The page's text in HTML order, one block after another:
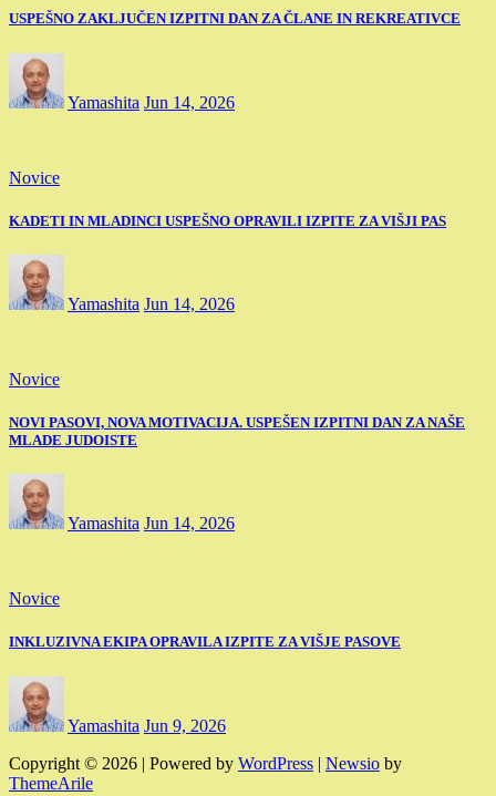
USPEŠNO ZAKLJUČEN IZPITNI DAN ZA ČLANE IN REKREATIVCE
Yamashita Jun 14, 2026
Novice
KADETI IN MLADINCI USPEŠNO OPRAVILI IZPITE ZA VIŠJI PAS
Yamashita Jun 14, 2026
Novice
NOVI PASOVI, NOVA MOTIVACIJA. USPEŠEN IZPITNI DAN ZA NAŠE
MLADE JUDOISTE
Yamashita Jun 14, 2026
Novice
INKLUZIVNA EKIPA OPRAVILA IZPITE ZA VIŠJE PASOVE
Yamashita Jun 9, 2026
Copyright © 2026 | Powered by WordPress | Newsio by
ThemeArile